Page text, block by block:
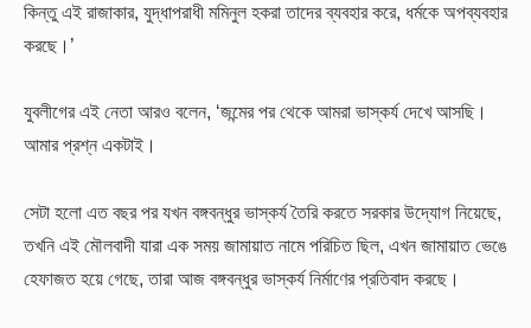
কিন্তু এই রাজাকার, যুদ্ধাপরাধী মমিনুল হকরা তাদের ব্যবহার করে, ধর্মকে অপব্যবহার
করছে।’
যুবলীগের এই নেতা আরও বলেন, ‘জন্মের পর থেকে আমরা ভাস্কর্য দেখে আসছি।
আমার প্রশ্ন একটাই।
সেটা হলো এত বছর পর যখন বঙ্গবন্ধুর ভাস্কর্য তৈরি করতে সরকার উদ্যোগ নিয়েছে,
তখনি এই মৌলবাদী যারা এক সময় জামায়াত নামে পরিচিত ছিল, এখন জামায়াত ভেঙে
হেফাজত হয়ে গেছে, তারা আজ বঙ্গবন্ধুর ভাস্কর্য নির্মাণের প্রতিবাদ করছে।